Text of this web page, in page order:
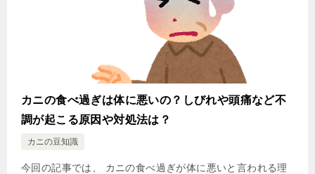
カニの食べ過ぎは体に悪いの？しびれや頭痛など不
調が起こる原因や対処法は？
カニの豆知識
今回の記事では、 カニの食べ過ぎが体に悪いと言われる理